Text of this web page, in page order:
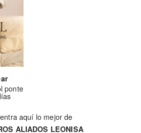
ponte
aquí lo mejor de
ALIADOS LEONISA